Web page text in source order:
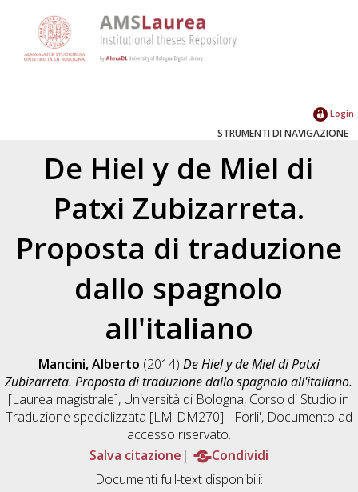
Login
STRUMENTI DI NAVIGAZIONE
De Hiel y de Miel di
Patxi Zubizarreta.
Proposta di traduzione
dallo spagnolo
all'italiano
Mancini, Alberto (2014) De Hiel y de Miel di Patxi
Zubizarreta. Proposta di traduzione dallo spagnolo all'italiano.
[Laurea magistrale], Università di Bologna, Corso di Studio in
Traduzione specializzata [LM-DM270] - Forli', Documento ad
accesso riservato.
Salva citazione
Condividi
Documenti full-text disponibili: